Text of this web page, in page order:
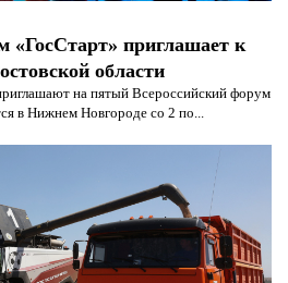
«ГосСтарт» приглашает к
области
на пятый Всероссийский форум
в Нижнем Новгороде со 2 по...